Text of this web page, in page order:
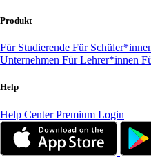
Produkt
Für Studierende Für
Unternehmen Für Lehrer*innen
Help
Help CenterPremium Login